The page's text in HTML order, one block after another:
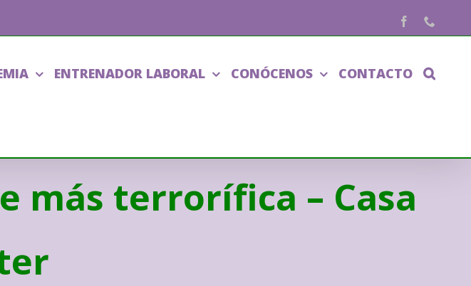
Facebook
ENTRENADOR LABORAL CONÓCENOS CONTACTO
más terrorífica – Casa